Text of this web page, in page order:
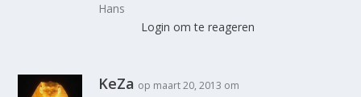
Hans
Login om te reageren
KeZa op maart 20, 2013 om